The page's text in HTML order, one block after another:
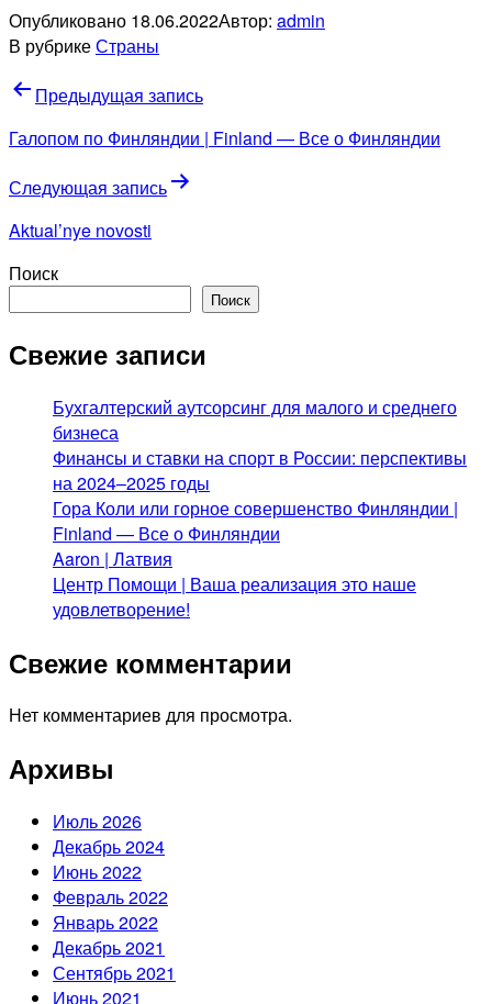
Опубликовано 18.06.2022Автор: admin
В рубрикеСтраны
Навигация
по
Предыдущая запись
Галопом по Финляндии | Finland — Все о Финляндии
Следующая запись
Aktual’nye novosti
Поиск
Поиск
Свежие записи
Бухгалтерский аутсорсинг для малого и среднего
бизнеса
Финансы и ставки на спорт в России: перспективы
на 2024–2025 годы
Гора Коли или горное совершенство Финляндии |
Finland — Все о Финляндии
Aaron | Латвия
Центр Помощи | Ваша реализация это наше
удовлетворение!
Свежие комментарии
Нет комментариев для просмотра.
Архивы
Июль 2026
Декабрь 2024
Июнь 2022
Февраль 2022
Январь 2022
Декабрь 2021
Сентябрь 2021
Июнь 2021